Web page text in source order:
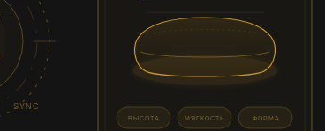
SYNC
ВЫСОТА МЯГКОСТЬ ФОРМА